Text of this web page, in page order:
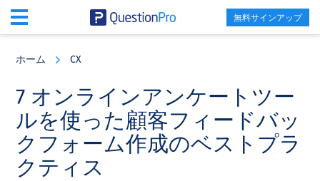
content
sidebar
無料サインアップ
ホーム CX
7 オンラインアンケートツー
ルを使った顧客フィードバッ
クフォーム作成のベストプラ
クティス